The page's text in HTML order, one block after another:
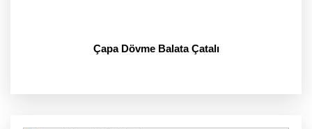
Çapa Dövme Balata Çatalı